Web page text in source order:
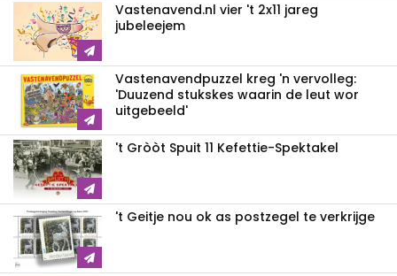
Vastenavend.nl vier 't 2x11 jareg
jubeleejem
Vastenavendpuzzel kreg 'n vervolleg:
'Duuzend stukskes waarin de leut wor
uitgebeeld'
't Gròòt Spuit 11 Kefettie-Spektakel
't Geitje nou ok as postzegel te verkrijge